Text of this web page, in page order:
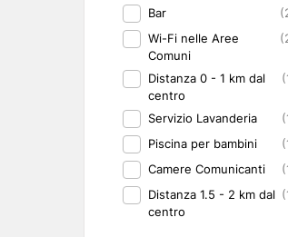
Bar
Wi-Fi nelle Aree
Comuni
Distanza 0 - 1 km dal
centro
Servizio Lavanderia
Piscina per bambini
Camere Comunicanti
Distanza 1.5 - 2 km dal
centro